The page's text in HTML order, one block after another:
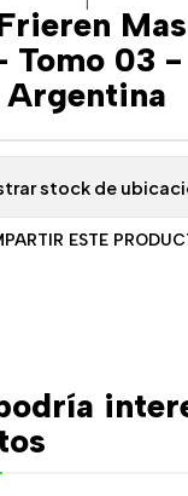
Tomo 03
Argentina
stock de
ESTE